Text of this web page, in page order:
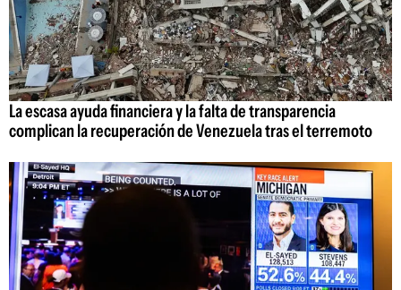
La escasa ayuda financiera y la falta de transparencia
complican la recuperación de Venezuela tras el terremoto